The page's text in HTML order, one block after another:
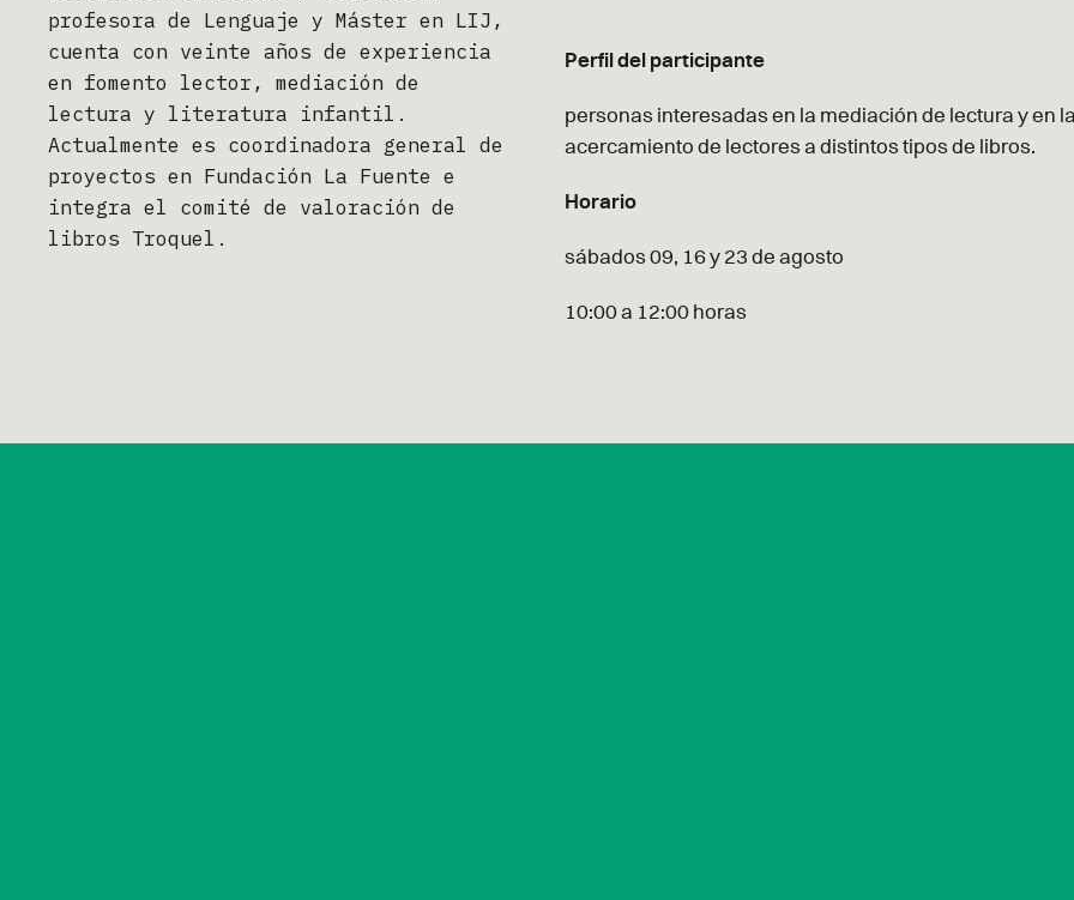
profesora de Lenguaje y Máster en LIJ,
cuenta con veinte años de experiencia
en fomento lector, mediación de
lectura y literatura infantil.
Actualmente es coordinadora general de
proyectos en Fundación La Fuente e
integra el comité de valoración de
libros Troquel.
Perfil del participante
personas interesadas en la mediación de lectura y en
acercamiento de lectores a distintos tipos de libros.
Horario
sábados 09, 16 y 23 de agosto
10:00 a 12:00 horas